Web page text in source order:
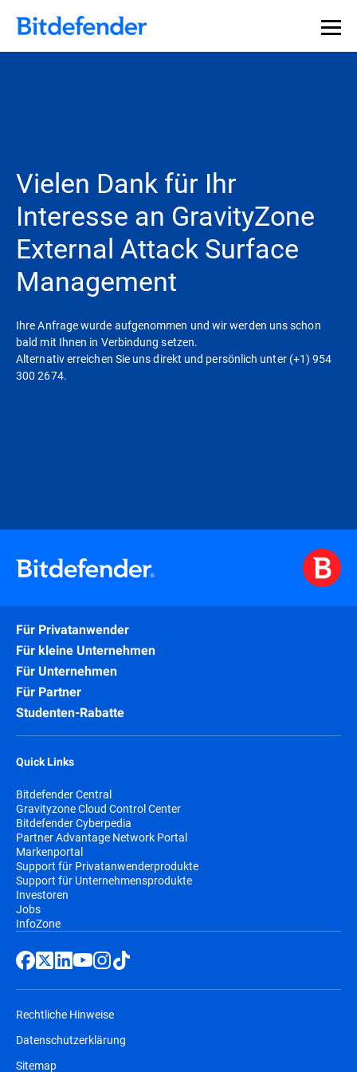
Vielen Dank für Ihr
Interesse an GravityZone
External Attack Surface
Management
Ihre Anfrage wurde aufgenommen und wir werden uns schon
bald mit Ihnen in Verbindung setzen.
Alternativ erreichen Sie uns direkt und persönlich unter (+1) 954
300 2674.
Für Privatanwender
Für kleine Unternehmen
Für Unternehmen
Für Partner
Studenten-Rabatte
Quick Links
Bitdefender Central
Gravityzone Cloud Control Center
Bitdefender Cyberpedia
Partner Advantage Network Portal
Markenportal
Support für Privatanwenderprodukte
Support für Unternehmensprodukte
Investoren
Jobs
InfoZone
Rechtliche Hinweise
Datenschutzerklärung
Sitemap